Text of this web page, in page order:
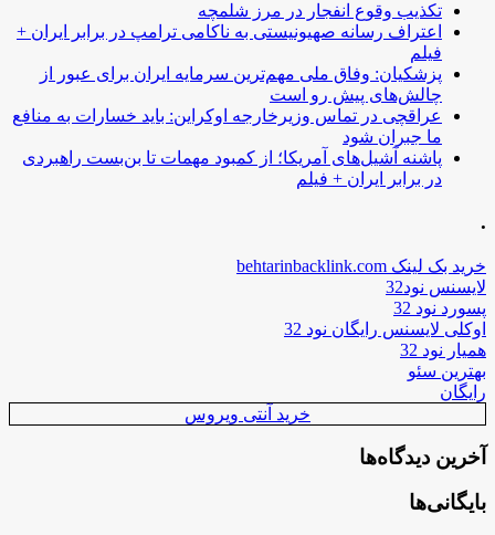
تکذیب وقوع انفجار در مرز شلمچه
اعتراف رسانه صهیونیستی به ناکامی ترامپ در برابر ایران +
فیلم
پزشکیان: وفاق ملی مهم‌ترین سرمایه ایران برای عبور از
چالش‌های پیش رو است
عراقچی در تماس وزیرخارجه اوکراین: باید خسارات به منافع
ما جبران شود
پاشنه آشیل‌های آمریکا؛ از کمبود مهمات تا بن‌بست راهبردی
در برابر ایران + فیلم
.
خرید بک لینک behtarinbacklink.com
لایسنس نود32
پسورد نود 32
اوکلی لایسنس رایگان نود 32
همیار نود 32
بهترین سئو
رایگان
خرید آنتی ویروس
آخرین دیدگاه‌ها
بایگانی‌ها